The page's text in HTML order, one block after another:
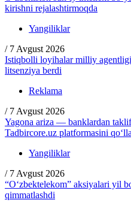
kirishni rejalashtirmoqda
Yangiliklar
/ 7 Avgust 2026
Istiqbolli loyihalar milliy
litsenziya berdi
Reklama
/ 7 Avgust 2026
Yagona ariza — banklardan
Tadbircore.uz platformasini
Yangiliklar
/ 7 Avgust 2026
“O‘zbektelekom” aksiyalari yil
qimmatlashdi